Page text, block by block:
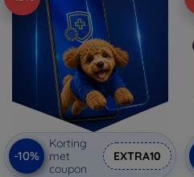
-10%
Korting
met
coupon
EXTRA10